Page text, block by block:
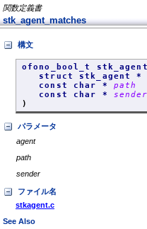
関数定義書
stk_agent_matches
構文
ofono_bool_t
struct stk_agent *
const char * path
const char * sender
)
パラメータ
agent
path
sender
ファイル名
stkagent.c
See Also